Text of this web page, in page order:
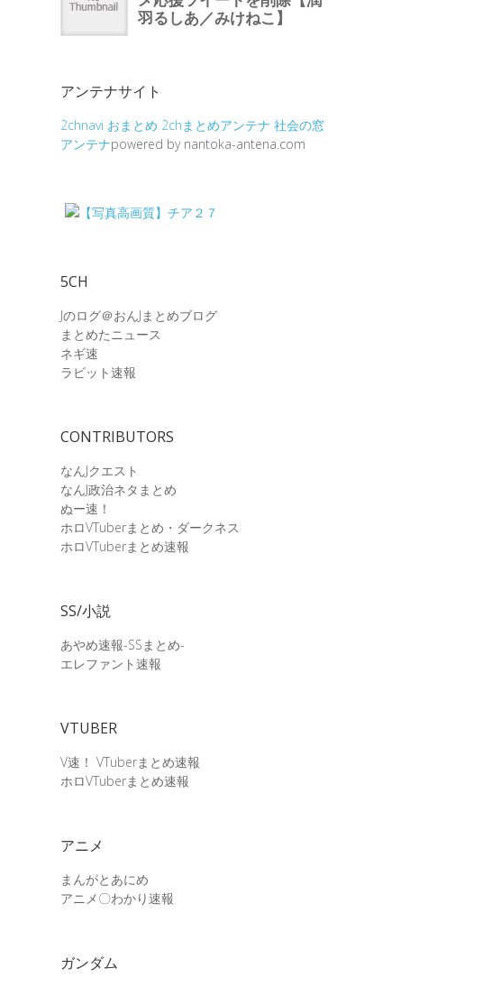
アンテナサイト
2chnavi おまとめ 2chまとめアンテナ 社会の窓
アンテナpowered by nantoka-antena.com
5CH
Jのログ＠おんJまとめブログ
まとめたニュース
ネギ速
ラビット速報
CONTRIBUTORS
なんJクエスト
なんJ政治ネタまとめ
ぬー速！
ホロVTuberまとめ・ダークネス
ホロVTuberまとめ速報
SS/小説
あやめ速報-SSまとめ-
エレファント速報
VTUBER
V速！ VTuberまとめ速報
ホロVTuberまとめ速報
アニメ
まんがとあにめ
アニメ〇わかり速報
ガンダム